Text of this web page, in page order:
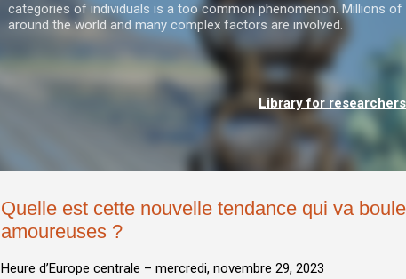
categories of individuals is a too common phenomenon. Millions
around the world and many complex factors are involved.
Library for researchers
Quelle est cette nouvelle tendance qui va
amoureuses ?
Heure d’Europe centrale – mercredi, novembre 29, 2023